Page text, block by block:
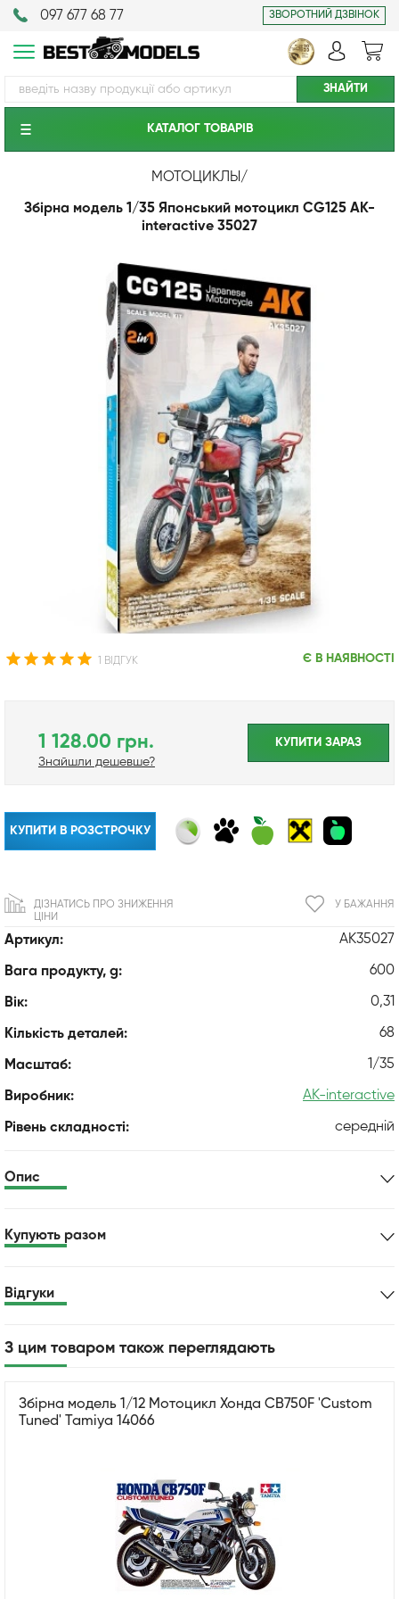
097 677 68 77 ЗВОРОТНИЙ ДЗВІНОК
КАТАЛОГ ТОВАРIВ
МОТОЦИКЛЫ /
Збірна модель 1/35 Японський мотоцикл CG125 AK-
interactive 35027
1 ВІДГУК Є В НАЯВНОСТІ
Артикул: AK35027
Вага продукту, g: 600
Вік: 0,31
Кількість деталей: 68
Масштаб: 1/35
Виробник: AK-interactive
Рівень складності: середній
1 128.00 грн.
Знайшли дешевше?
КУПИТИ ЗАРАЗ
КУПИТИ В РОЗСТРОЧКУ
У БАЖАННЯ
ДІЗНАТИСЬ ПРО ЗНИЖЕННЯ
ЦІНИ
Опис
Купують разом
Відгуки
З цим товаром також переглядають
Збірна модель 1/12 Мотоцикл Хонда CB750F 'Custom
Tuned' Tamiya 14066